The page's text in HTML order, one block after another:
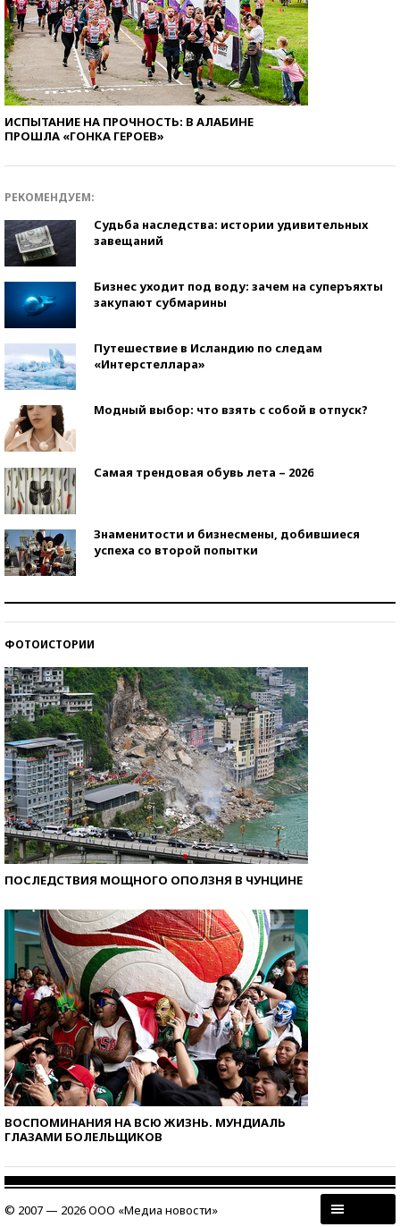
ИСПЫТАНИЕ НА ПРОЧНОСТЬ: В АЛАБИНЕ
ПРОШЛА «ГОНКА ГЕРОЕВ»
РЕКОМЕНДУЕМ:
Судьба наследства: истории удивительных
завещаний
Бизнес уходит под воду: зачем на суперъяхты
закупают субмарины
Путешествие в Исландию по следам
«Интерстеллара»
Модный выбор: что взять с собой в отпуск?
Самая трендовая обувь лета – 2026
Знаменитости и бизнесмены, добившиеся
успеха со второй попытки
ФОТОИСТОРИИ
ПОСЛЕДСТВИЯ МОЩНОГО ОПОЛЗНЯ В ЧУНЦИНЕ
ВОСПОМИНАНИЯ НА ВСЮ ЖИЗНЬ. МУНДИАЛЬ
ГЛАЗАМИ БОЛЕЛЬЩИКОВ
© 2007 — 2026 ООО «Медиа новости»